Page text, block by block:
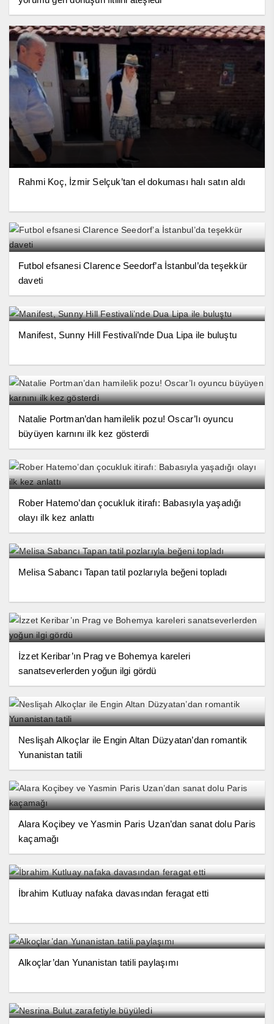
Rahmi Koç, İzmir Selçuk’tan el dokuması halı satın aldı
Futbol efsanesi Clarence Seedorf’a İstanbul’da teşekkür
daveti
Manifest, Sunny Hill Festivali’nde Dua Lipa ile buluştu
Natalie Portman’dan hamilelik pozu! Oscar’lı oyuncu
büyüyen karnını ilk kez gösterdi
Rober Hatemo’dan çocukluk itirafı: Babasıyla yaşadığı
olayı ilk kez anlattı
Melisa Sabancı Tapan tatil pozlarıyla beğeni topladı
İzzet Keribar’ın Prag ve Bohemya kareleri
sanatseverlerden yoğun ilgi gördü
Neslişah Alkoçlar ile Engin Altan Düzyatan’dan romantik
Yunanistan tatili
Alara Koçibey ve Yasmin Paris Uzan’dan sanat dolu Paris
kaçamağı
İbrahim Kutluay nafaka davasından feragat etti
Alkoçlar’dan Yunanistan tatili paylaşımı